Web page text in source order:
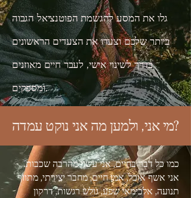
גלו את המסע להגשמת הפוטנציאל הגבוה
ביותר שלכם וצעדו את הצעדים הראשונים
בדרך לשינוי אישי, לעבר חיים מאוזנים
ומספקים.
מי אני, ולמען מה אני נוקט עמדה?
כמו כל דבר בחיים, אני עשוי מהרבה שכבות.
אני אשף אוכל, אמן חיים, מחבר יצירתי, מתווך
תנועה, אלכימאי שפע, גולש רגשות, דרקון